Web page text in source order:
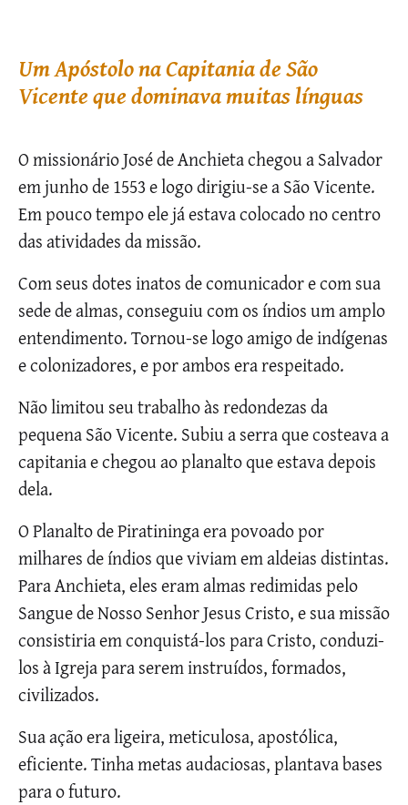
Um Apóstolo na Capitania de São
Vicente que dominava muitas línguas
O missionário José de Anchieta chegou a Salvador
em junho de 1553 e logo dirigiu-se a São Vicente.
Em pouco tempo ele já estava colocado no centro
das atividades da missão.
Com seus dotes inatos de comunicador e com sua
sede de almas, conseguiu com os índios um amplo
entendimento. Tornou-se logo amigo de indígenas
e colonizadores, e por ambos era respeitado.
Não limitou seu trabalho às redondezas da
pequena São Vicente. Subiu a serra que costeava a
capitania e chegou ao planalto que estava depois
dela.
O Planalto de Piratininga era povoado por
milhares de índios que viviam em aldeias distintas.
Para Anchieta, eles eram almas redimidas pelo
Sangue de Nosso Senhor Jesus Cristo, e sua missão
consistiria em conquistá-los para Cristo, conduzi-
los à Igreja para serem instruídos, formados,
civilizados.
Sua ação era ligeira, meticulosa, apostólica,
eficiente. Tinha metas audaciosas, plantava bases
para o futuro.